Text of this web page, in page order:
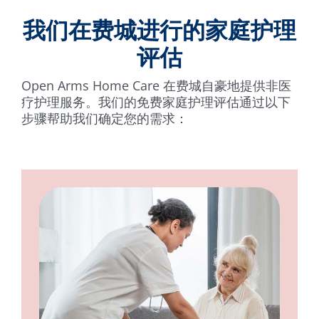
我们在费城进行的家庭护理
评估
Open Arms Home Care 在费城自豪地提供非医
疗护理服务。我们的免费家庭护理评估通过以下
步骤帮助我们确定您的需求：